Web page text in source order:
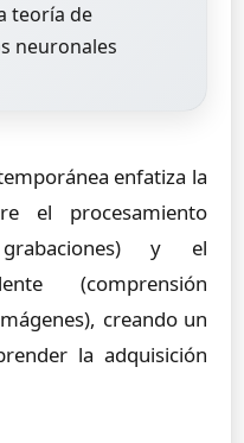
teoría de
neuronales
enfatiza la
el procesamiento
grabaciones) y el
(comprensión
creando un
la adquisición